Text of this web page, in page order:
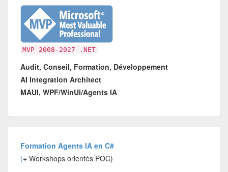
MVP 2008-2027 .NET
Audit, Conseil, Formation, Développement
AI Integration Architect
MAUI, WPF/WinUI/Agents IA
Formation Agents IA en C#
(+ Workshops orientés POC)